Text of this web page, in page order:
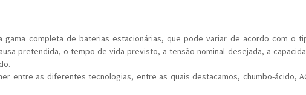
gama completa de baterias estacionárias, que pode variar de acordo com o
pretendida, o tempo de vida previsto, a tensão nominal desejada, a
entre as diferentes tecnologias, entre as quais destacamos, chumbo-ácido,